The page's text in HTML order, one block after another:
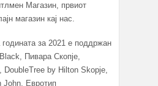
Магазин, првиот
магазин кај нас.
за 2021 е поддржан
Пивара Скопје,
DoubleTree by Hilton Skopje,
John, Евротип